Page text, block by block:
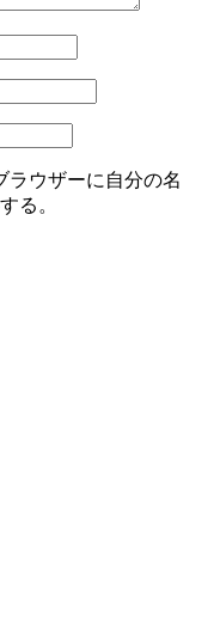
ラウザーに自分の名
る。